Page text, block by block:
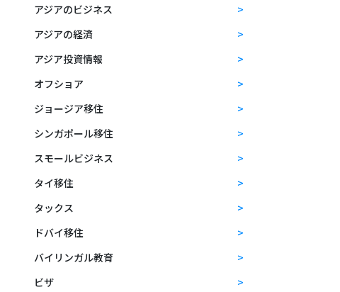
アジアのビジネス
アジアの経済
アジア投資情報
オフショア
ジョージア移住
シンガポール移住
スモールビジネス
タイ移住
タックス
ドバイ移住
バイリンガル教育
ビザ